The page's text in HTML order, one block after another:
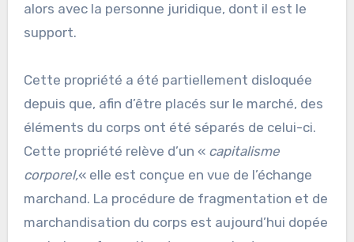
alors avec la personne juridique, dont il est le
support.
Cette propriété a été partiellement disloquée
depuis que, afin d’être placés sur le marché, des
éléments du corps ont été séparés de celui-ci.
Cette propriété relève d’un « capitalisme
corporel,« elle est conçue en vue de l’échange
marchand. La procédure de fragmentation et de
marchandisation du corps est aujourd’hui dopée